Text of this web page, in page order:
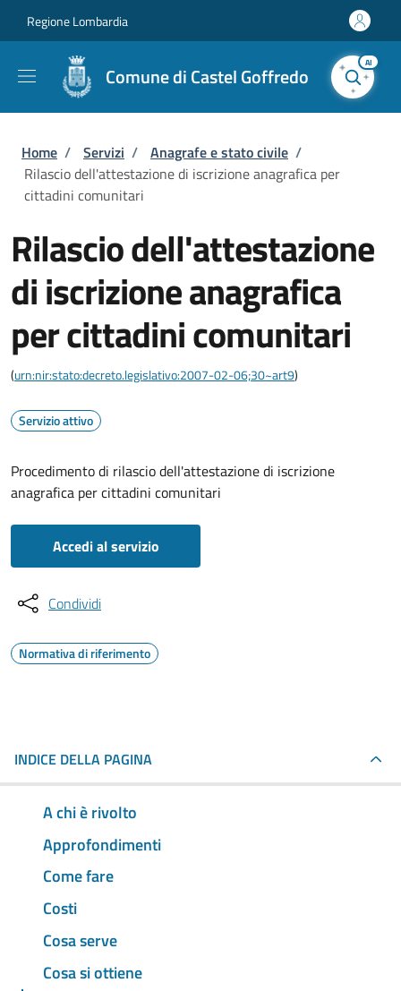
Regione Lombardia
Comune di Castel Goffredo
AI
Briciole di pane
Home / Servizi / Anagrafe e stato civile /
Rilascio dell'attestazione di iscrizione anagrafica per
cittadini comunitari
Rilascio dell'attestazione
di iscrizione anagrafica
per cittadini comunitari
(urn:nir:stato:decreto.legislativo:2007-02-06;30~art9)
Servizio attivo
Procedimento di rilascio dell'attestazione di iscrizione
anagrafica per cittadini comunitari
Accedi al servizio
Condividi
Normativa di riferimento
INDICE DELLA PAGINA
A chi è rivolto
Approfondimenti
Come fare
Costi
Cosa serve
Cosa si ottiene